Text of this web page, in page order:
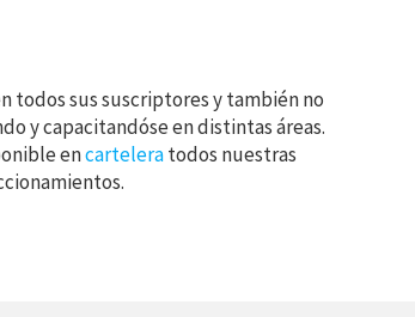
todos sus suscriptores y también no
y capacitandóse en distintas áreas.
encarteleratodos nuestras